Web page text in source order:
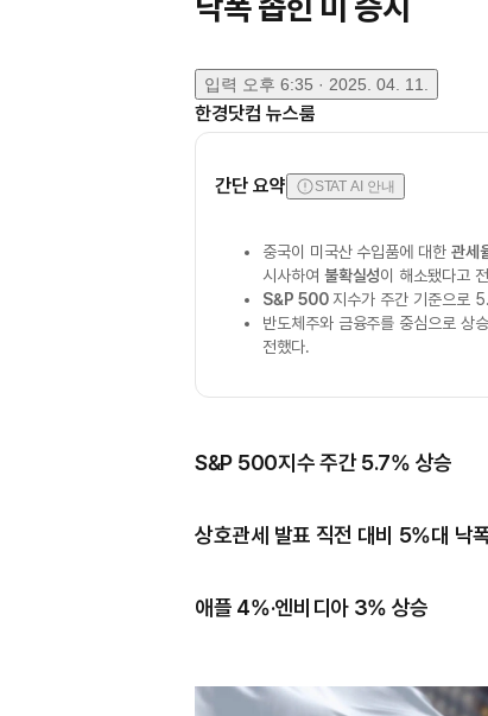
입력 오후 6:35 · 2025. 04. 11.
한경닷컴 뉴스룸
간단 요약 STAT AI 안내
중국이 미국산 수입품에 대한 관세
시사하여 불확실성이 해소됐다고
S&P 500지수가 주간 기준으로
반도체주와 금융주를 중심으로 상
전했다.
S&P 500지수 주간 5.7% 상승
상호관세 발표 직전 대비 5%대 낙
애플 4%·엔비디아 3% 상승